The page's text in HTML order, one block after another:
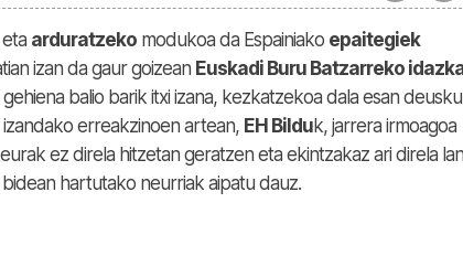
eta arduratzeko modukoa da Espainiako epaitegiek
izan da gaur goizean Euskadi Buru Batzarreko
balio barik itxi izana, kezkatzekoa dala esan
erreakzinoen artean, EH Bilduk, jarrera irmoagoa
ez direla hitzetan geratzen eta ekintzakaz ari direla
hartutako neurriak aipatu dauz.